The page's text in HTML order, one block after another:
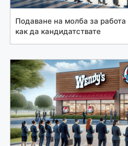
Подаване на молба за
как да кандидатствате